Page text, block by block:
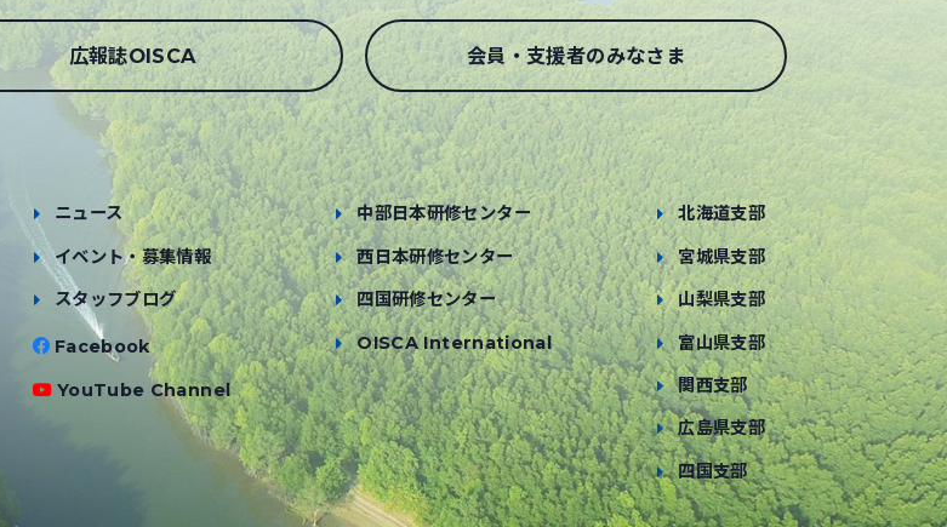
広報誌OISCA 会員・支援者のみなさま
ニュース
イベント・募集情報
スタッフブログ
Facebook
YouTube Channel
中部日本研修センター
西日本研修センター
四国研修センター
OISCA International
北海道支部
宮城県支部
山梨県支部
富山県支部
関西支部
広島県支部
四国支部